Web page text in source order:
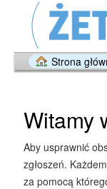
Strona
Witamy
Aby usprawnić
zgłoszeń.
za pomocą